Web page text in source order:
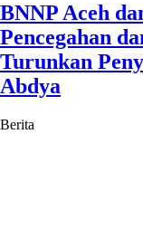
BNNP Aceh
Pencegahan
Turunkan
Abdya
Berita